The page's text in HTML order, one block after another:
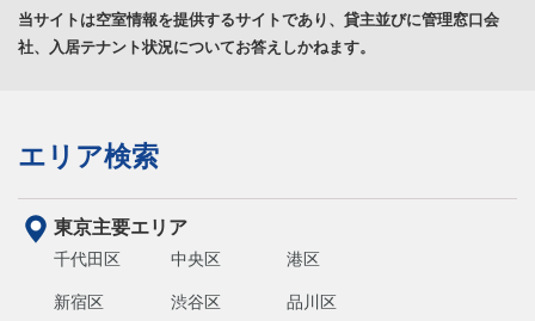
当サイトは空室情報を提供するサイトであり、貸主並びに管理窓口会
社、入居テナント状況についてお答えしかねます。
エリア検索
東京主要エリア
千代田区 中央区 港区
新宿区 渋谷区 品川区